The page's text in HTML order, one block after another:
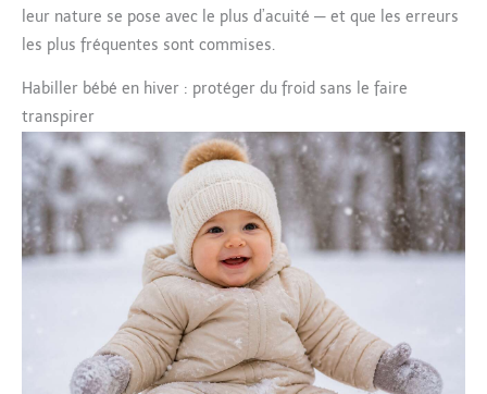
leur nature se pose avec le plus d’acuité — et que les erreurs
les plus fréquentes sont commises.
Habiller bébé en hiver : protéger du froid sans le faire
transpirer